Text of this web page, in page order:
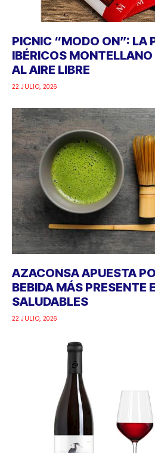
PICNIC “MODO ON”: LA
IBÉRICOS
AL AIRE LIBRE
22 JULIO, 2026
AZACONSA APUESTA
BEBIDA MÁS PRESENTE
SALUDABLES
22 JULIO, 2026